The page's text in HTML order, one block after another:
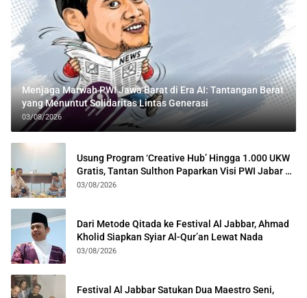
Menjaga Marwah PWI Jawa Barat di Era AI: Tantangan Berat
yang Menuntut Solidaritas Lintas Generasi
03/08/2026
Usung Program ‘Creative Hub’ Hingga 1.000 UKW
Gratis, Tantan Sulthon Paparkan Visi PWI Jabar di
Kota Bogor
03/08/2026
Dari Metode Qitada ke Festival Al Jabbar, Ahmad
Kholid Siapkan Syiar Al-Qur’an Lewat Nada
03/08/2026
Festival Al Jabbar Satukan Dua Maestro Seni,